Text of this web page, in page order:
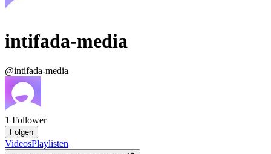
intifada-media
@intifada-media
1 Follower
Folgen
VideosPlaylisten